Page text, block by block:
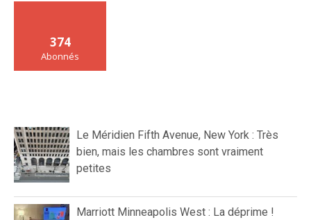
374
Abonnés
Le Méridien Fifth Avenue, New York : Très
bien, mais les chambres sont vraiment
petites
Marriott Minneapolis West : La déprime !